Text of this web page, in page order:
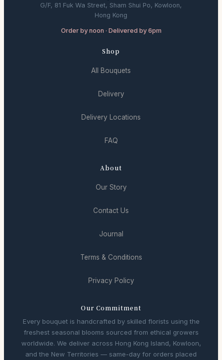
G/F, 81 Fuk Wa Street, Sham Shui Po, Kowloon,
Hong Kong
Order by noon · Delivered by 6pm
Shop
All Bouquets
Delivery
Delivery Locations
FAQ
About
Our Story
Contact Us
Journal
Terms & Conditions
Privacy Policy
Our Commitment
Every bouquet is handcrafted by skilled florists using the
freshest seasonal blooms sourced from ethical growers
worldwide. We deliver across Hong Kong Island, Kowloon,
and the New Territories — same-day for orders placed